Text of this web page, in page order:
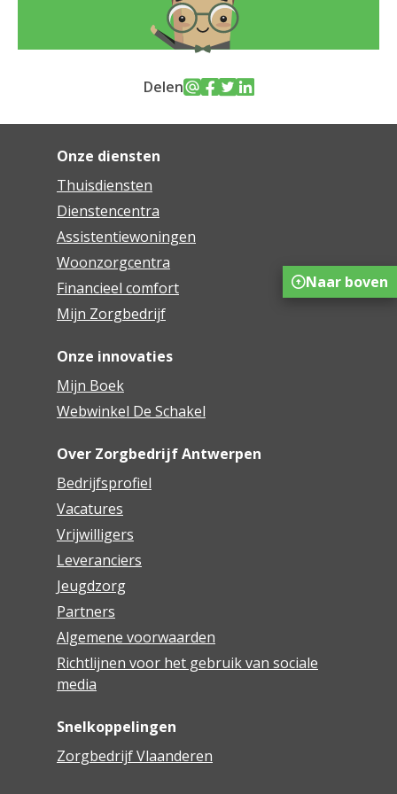
Delen
Onze diensten
Thuisdiensten
Dienstencentra
Assistentiewoningen
Woonzorgcentra
Financieel comfort
Mijn Zorgbedrijf
Onze innovaties
Mijn Boek
Webwinkel De Schakel
Over Zorgbedrijf Antwerpen
Bedrijfsprofiel
Vacatures
Vrijwilligers
Leveranciers
Jeugdzorg
Partners
Algemene voorwaarden
Richtlijnen voor het gebruik van sociale
media
Snelkoppelingen
Zorgbedrijf Vlaanderen
Naar boven